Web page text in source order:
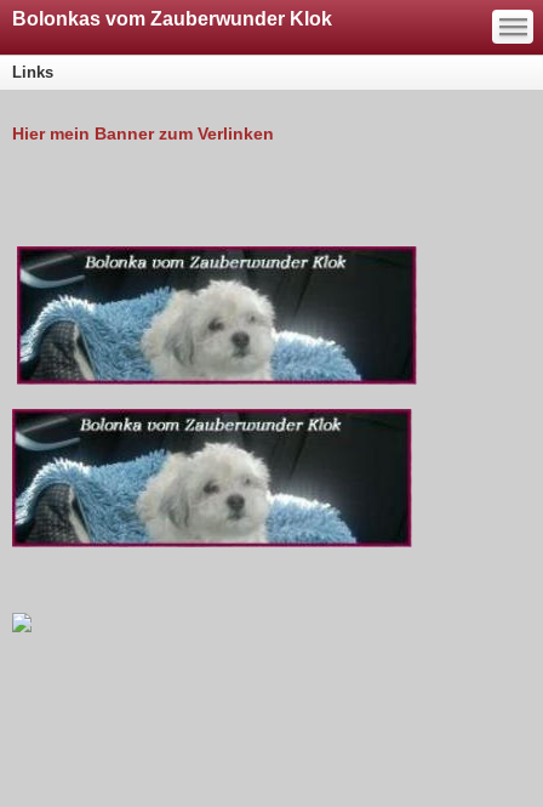
Bolonkas vom Zauberwunder Klok —
—
—
Links
Hier mein Banner zum Verlinken